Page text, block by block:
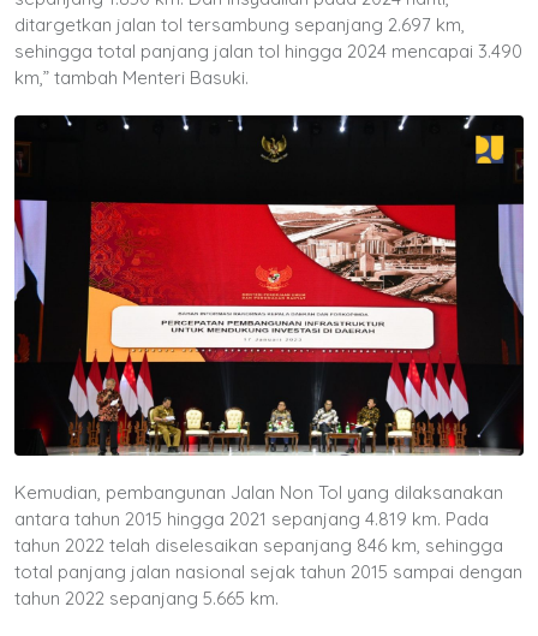
ditargetkan jalan tol tersambung sepanjang 2.697 km,
sehingga total panjang jalan tol hingga 2024 mencapai 3.490
km,” tambah Menteri Basuki.
Kemudian, pembangunan Jalan Non Tol yang dilaksanakan
antara tahun 2015 hingga 2021 sepanjang 4.819 km. Pada
tahun 2022 telah diselesaikan sepanjang 846 km, sehingga
total panjang jalan nasional sejak tahun 2015 sampai dengan
tahun 2022 sepanjang 5.665 km.